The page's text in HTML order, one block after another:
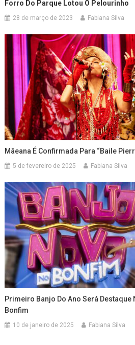
Forro Do Parque Lotou O Pelourinho
28 de março de 2023 Fabiana Silva
Mãeana É Confirmada Para “Baile
5 de fevereiro de 2025 Fabiana Silva
Primeiro Banjo Do Ano Será Destaque
Bonfim
10 de janeiro de 2025 Fabiana Silva